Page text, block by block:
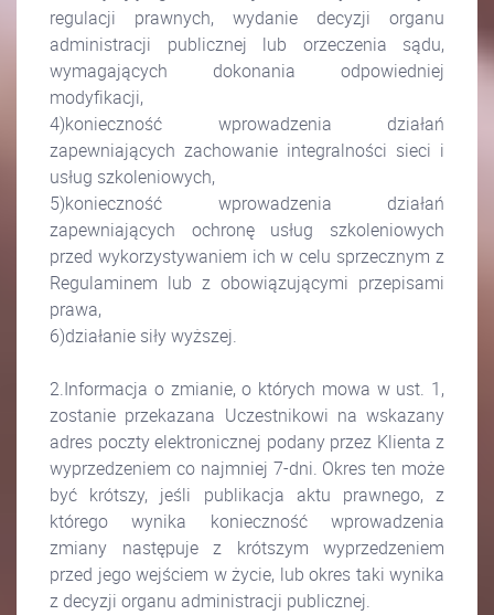
regulacji prawnych, wydanie decyzji organu
administracji publicznej lub orzeczenia sądu,
wymagających dokonania odpowiedniej
modyfikacji,
4)konieczność wprowadzenia działań
zapewniających zachowanie integralności sieci i
usług szkoleniowych,
5)konieczność wprowadzenia działań
zapewniających ochronę usług szkoleniowych
przed wykorzystywaniem ich w celu sprzecznym z
Regulaminem lub z obowiązującymi przepisami
prawa,
6)działanie siły wyższej.
2.Informacja o zmianie, o których mowa w ust. 1,
zostanie przekazana Uczestnikowi na wskazany
adres poczty elektronicznej podany przez Klienta z
wyprzedzeniem co najmniej 7-dni. Okres ten może
być krótszy, jeśli publikacja aktu prawnego, z
którego wynika konieczność wprowadzenia
zmiany następuje z krótszym wyprzedzeniem
przed jego wejściem w życie, lub okres taki wynika
z decyzji organu administracji publicznej.